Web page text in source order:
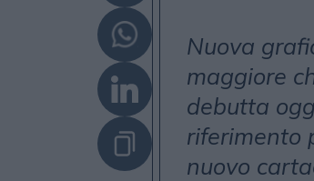
Nuova
maggiore
debutta
riferimento
nuovo